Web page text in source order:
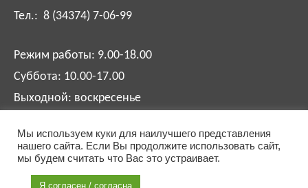
Тел.: 8 (34374) 7-06-99
Режим работы: 9.00-18.00
Суббота: 10.00-17.00
Выходной: воскресенье
biblsysert@mail.ru
Мы используем куки для наилучшего представления
нашего сайта. Если Вы продолжите использовать сайт,
мы будем считать что Вас это устраивает.
Я согласен / согласна